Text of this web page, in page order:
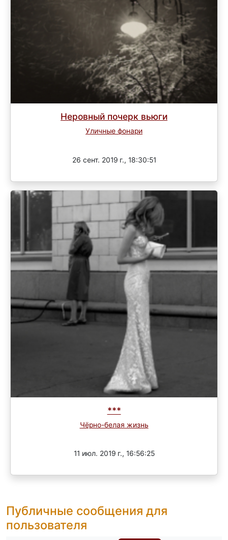
Неровный почерк вьюги
Уличные фонари
26 сент. 2019 г., 18:30:51
***
Чёрно-белая жизнь
11 июл. 2019 г., 16:56:25
Публичные сообщения для
пользователя